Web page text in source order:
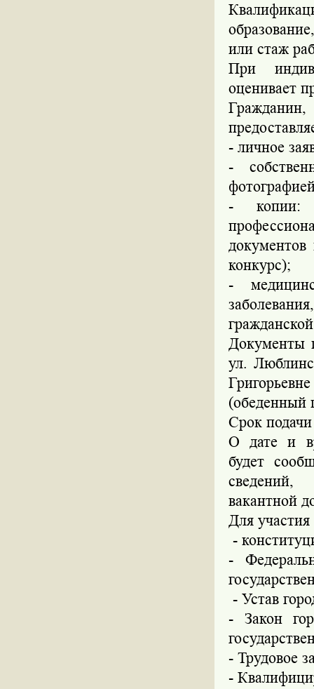
или стаж
При
оценивает
- личное
-
- копии:
конкурс);
-
Документы
ул.
(обеденный
Срок
О дате и
будет
сведений,
вакантной
Для участия
-
-
- Устав
- Закон
- Трудовое
-